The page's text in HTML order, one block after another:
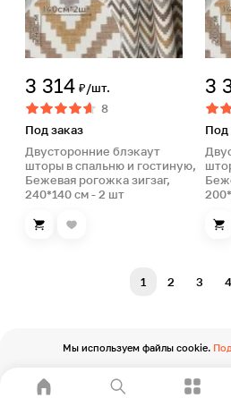
3 314 ₽/шт.
8
Под заказ
Двусторонние блэкаут
шторы в спальню и гостиную,
Бежевая рогожка зигзаг,
240*140 см - 2 шт
3
Под
1 2 3 4
Мы используем файлы cookie.